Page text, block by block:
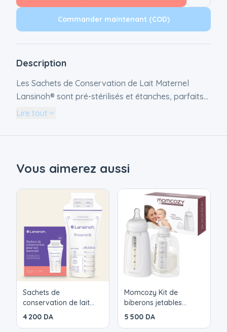
Commander maintenant (COD)
Description
Les Sachets de Conservation de Lait Maternel
Lansinoh® sont pré-stérilisés et étanches, parfaits
pour stocker le lait au réfrigérateur ou au
jonction hermétique, ils garantissent une
directement le lait avec un tire-lait Lansinoh, offrant
une solution pratique et hygiénique pour les
mamans actives.
Lire tout
Vous aimerez aussi
Sachets de
conservation de lait
maternel x50 Lansinoh
4 200 DA
Momcozy Kit de
biberons jetables
Momcozy, sacs de
5 500 DA